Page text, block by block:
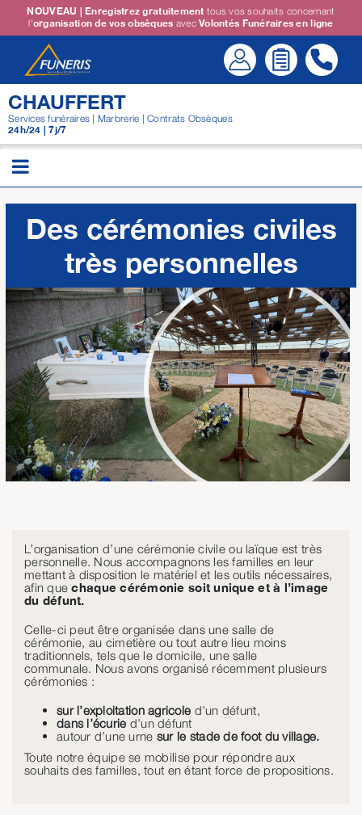
Passer
contenu
NOUVEAU | Enregistrez gratuitement tous vos souhaits concernant
l'organisation de vos obsèques avecVolontés Funéraires en ligne
CHAUFFERT
Services funéraires | Marbrerie | Contrats Obsèques
24h/24 | 7j/7
Des cérémonies civiles
très personnelles
L’organisation d’une cérémonie civile ou laïque est très
personnelle. Nous accompagnons les familles en leur
mettant à disposition le matériel et les outils nécessaires,
afin quechaque cérémonie soit unique et à l’image
du défunt.
Celle-ci peut être organisée dans une salle de
cérémonie, au cimetière ou tout autre lieu moins
traditionnels, tels que le domicile, une salle
communale. Nous avons organisé récemment plusieurs
cérémonies :
sur l’exploitation agricole d’un défunt,
dans l’écurie d’un défunt
autour d’une urne sur le stade de foot du village.
Toute notre équipe se mobilise pour répondre aux
souhaits des familles, tout en étant force de propositions.